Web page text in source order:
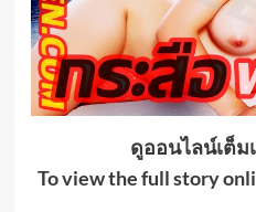
ดูออนไลน์เต็ม
To view the full story